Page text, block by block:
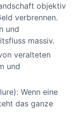
objektiv
verbrennen.
und
massiv.
veralteten
und
Wenn eine
das ganze